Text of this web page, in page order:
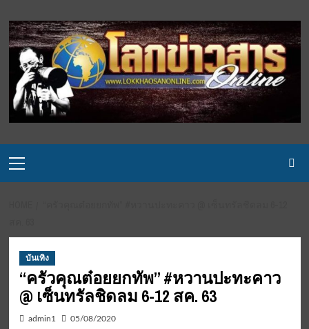
to
content
Menu
บันเทิง
“ครัวคุณต๋อยยกทัพ” #หวานปะทะคาว
@ เซ็นทรัลชิดลม 6-12 สค. 63
admin1 05/08/2020